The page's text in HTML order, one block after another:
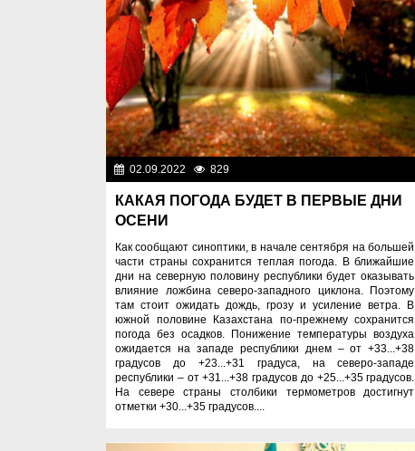
02.09.2022 829
КАКАЯ ПОГОДА БУДЕТ В ПЕРВЫЕ ДНИ
ОСЕНИ
Как сообщают синоптики, в начале сентября на большей
части страны сохранится теплая погода. В ближайшие
дни на северную половину республики будет оказывать
влияние ложбина северо-западного циклона. Поэтому
там стоит ожидать дождь, грозу и усиление ветра. В
южной половине Казахстана по-прежнему сохранится
погода без осадков. Понижение температуры воздуха
ожидается на западе республики днем – от +33...+38
градусов до +23...+31 градуса, на северо-западе
республики – от +31...+38 градусов до +25...+35 градусов.
На севере страны столбики термометров достигнут
отметки +30...+35 градусов....